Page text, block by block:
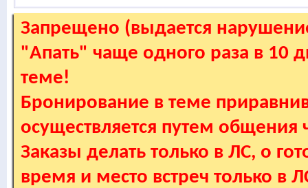
Запрещено (выдается
"Апать" чаще одного раза в 10
теме!
Бронирование в теме
осуществляется путем
Заказы делать только в ЛС, о
время и место встреч только в